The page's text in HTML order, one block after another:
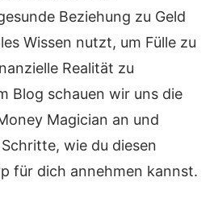
Beziehung zu Geld
Wissen nutzt, um Fülle zu
Realität zu
Blog schauen wir uns die
Magician an und
wie du diesen
für dich annehmen kannst.